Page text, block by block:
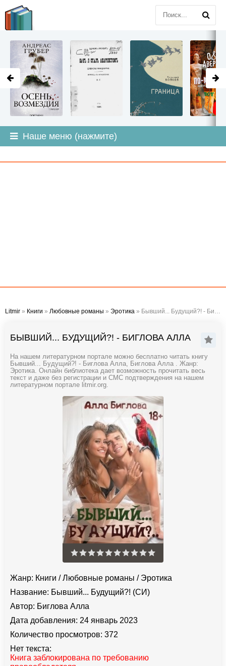
Наше меню (нажмите)
Litmir » Книги » Любовные романы » Эротика » Бывший... Будущий?! - Биглова Алла
БЫВШИЙ... БУДУЩИЙ?! - БИГЛОВА АЛЛА
На нашем литературном портале можно бесплатно читать книгу
Бывший... Будущий?! - Биглова Алла, Биглова Алла . Жанр:
Эротика. Онлайн библиотека дает возможность прочитать весь
текст и даже без регистрации и СМС подтверждения на нашем
литературном портале litmir.org.
Жанр: Книги /Любовные романы / Эротика
Название: Бывший... Будущий?! (СИ)
Автор: Биглова Алла
Дата добавления: 24 январь 2023
Количество просмотров: 372
Нет текста:
Книга заблокирована по требованию
LITMIR.ORG